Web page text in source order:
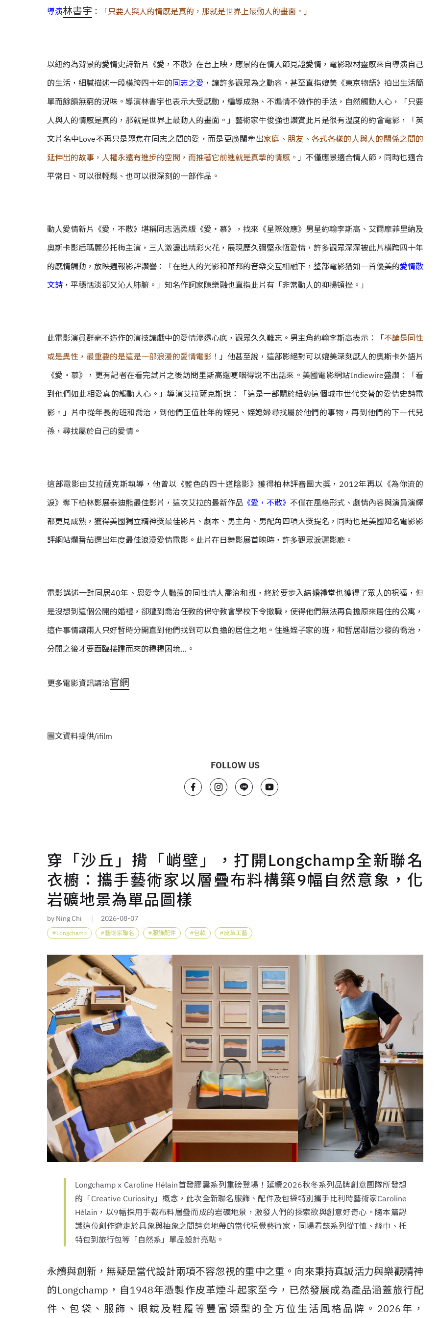
導演林書宇 ： 「只要人與人的情感是真的，那就是世界上最動人的畫面。」
以紐約為背景的愛情史詩新片《愛，不散》在台上映，應景的在情人節見證愛情，電影取材靈感來自導演自己
的生活，細膩描述一段橫跨四十年的同志之愛 ，讓許多觀眾為之動容，甚至直指媲美《東京物語》拍出生活簡
單而餘韻無窮的況味。導演林書宇也表示大受感動，編導成熟、不煽情不做作的手法，自然觸動人心，「只要
人與人的情感是真的，那就是世界上最動人的畫面。」藝術家牛俊強也讚賞此片是很有溫度的約會電影，「英
文片名中Love不再只是聚焦在同志之間的愛，而是更廣闊牽出家庭、朋友、各式各樣的人與人的關係之間的
延伸出的故事，人權永遠有進步的空間，而推著它前進就是真摯的情感。 」不僅應景適合情人節，同時也適合
平常日、可以很輕鬆、也可以很深刻的一部作品。
動人愛情新片《愛，不散》堪稱同志溫柔版《愛‧慕》，找來《星際效應》男星約翰李斯高、艾爾摩菲里納及
奧斯卡影后瑪麗莎托梅主演，三人激盪出精彩火花，展現歷久彌堅永恆愛情，許多觀眾深深被此片橫跨四十年
的感情觸動，放映週報影評讚譽：「在迷人的光影和蕭邦的音樂交互相融下，整部電影猶如一首優美的愛情散
文詩 ，平穩恬淡卻又沁人肺腑。」知名作詞家陳樂融也直指此片有「非常動人的抑揚頓挫。」
此電影演員群毫不造作的演技讓戲中的愛情滲透心底，觀眾久久難忘。男主角約翰李斯高表示：「不論是同性
或是異性，最重要的是這是一部浪漫的愛情電影！ 」他甚至說，這部影絕對可以媲美深刻感人的奧斯卡外語片
《愛‧慕》，更有記者在看完試片之後訪問里斯高還哽咽得說不出話來。美國電影網站Indiewire盛讚：「看
到他們如此相愛真的觸動人心。」導演艾拉薩克斯說：「這是一部關於紐約這個城市世代交替的愛情史詩電
影。」片中從年長的班和喬治，到他們正值壯年的姪兒、姪媳婦尋找屬於他們的事物，再到他們的下一代兒
孫，尋找屬於自己的愛情。
這部電影由艾拉薩克斯執導，他曾以《藍色的四十道陰影》獲得柏林評審團大獎，2012年再以《為你流的
淚》奪下柏林影展泰迪熊最佳影片，這次艾拉的最新作品 《愛，不散》 不僅在風格形式、劇情內容與演員演繹
都更見成熟，獲得美國獨立精神獎最佳影片、劇本、男主角、男配角四項大獎提名，同時也是美國知名電影影
評網站爛番茄選出年度最佳浪漫愛情電影。此片在日舞影展首映時，許多觀眾淚灑影廳。
電影講述一對同居40年、恩愛令人豔羨的同性情人喬治和班，終於要步入結婚禮堂也獲得了眾人的祝福，但
是沒想到這個公開的婚禮，卻遭到喬治任教的保守教會學校下令撤職，使得他們無法再負擔原來居住的公寓，
這件事情讓兩人只好暫時分開直到他們找到可以負擔的居住之地。住進姪子家的班，和暫居鄰居沙發的喬治，
分開之後才要面臨接踵而來的種種困境…。
更多電影資訊請洽官網
圖文資料提供/ifilm
FOLLOW US
穿「沙丘」揹「峭壁」，打開Longchamp全新聯名
衣櫥：攜手藝術家以層疊布料構築9幅自然意象，化
岩礦地景為單品圖樣
by Ning Chi 2026-08-07
Longchamp 藝術家聯名 服飾配件 包款 皮革工藝
Longchamp x Caroline Hélain首發膠囊系列重磅登場！延續2026秋冬系列品牌創意團隊所發想
的「Creative Curiosity」概念，此次全新聯名服飾、配件及包袋特別攜手比利時藝術家Caroline
Hélain，以9幅採用手裁布料層疊而成的岩礦地景，激發人們的探索欲與創意好奇心。隨本篇認
識這位創作遊走於具象與抽象之間詩意地帶的當代視覺藝術家，同場看該系列從T恤、絲巾、托
特包到旅行包等「自然系」單品設計亮點。
永續與創新，無疑是當代設計兩項不容忽視的重中之重。向來秉持真誠活力與樂觀精神
的Longchamp，自1948年憑製作皮革煙斗起家至今，已然發展成為產品涵蓋旅行配
件、包袋、服飾、眼鏡及鞋履等豐富類型的全方位生活風格品牌。2026年，